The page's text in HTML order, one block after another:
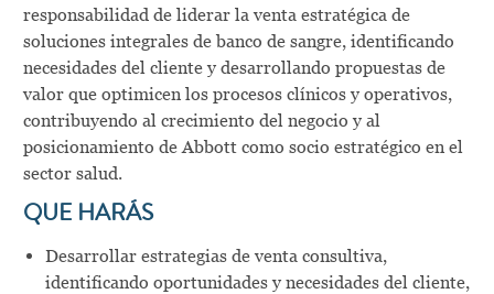
responsabilidad de liderar la venta estratégica de
soluciones integrales de banco de sangre, identificando
necesidades del cliente y desarrollando propuestas de
valor que optimicen los procesos clínicos y operativos,
contribuyendo al crecimiento del negocio y al
posicionamiento de Abbott como socio estratégico en el
sector salud.
QUE HARÁS
Desarrollar estrategias de venta consultiva,
identificando oportunidades y necesidades del cliente,